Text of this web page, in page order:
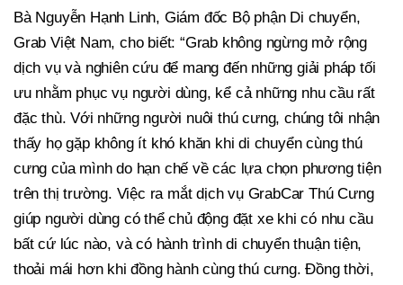
Bà Nguyễn Hạnh Linh, Giám đốc Bộ phận Di chuyển,
Grab Việt Nam, cho biết: “Grab không ngừng mở rộng
dịch vụ và nghiên cứu để mang đến những giải pháp tối
ưu nhằm phục vụ người dùng, kể cả những nhu cầu rất
đặc thù. Với những người nuôi thú cưng, chúng tôi nhận
thấy họ gặp không ít khó khăn khi di chuyển cùng thú
cưng của mình do hạn chế về các lựa chọn phương tiện
trên thị trường. Việc ra mắt dịch vụ GrabCar Thú Cưng
giúp người dùng có thể chủ động đặt xe khi có nhu cầu
bất cứ lúc nào, và có hành trình di chuyển thuận tiện,
thoải mái hơn khi đồng hành cùng thú cưng. Đồng thời,